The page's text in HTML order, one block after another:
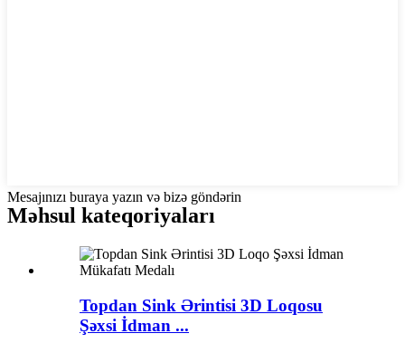
Mesajınızı buraya yazın və bizə göndərin
Məhsul kateqoriyaları
Topdan Sink Ərintisi 3D Loqosu
Şəxsi İdman ...